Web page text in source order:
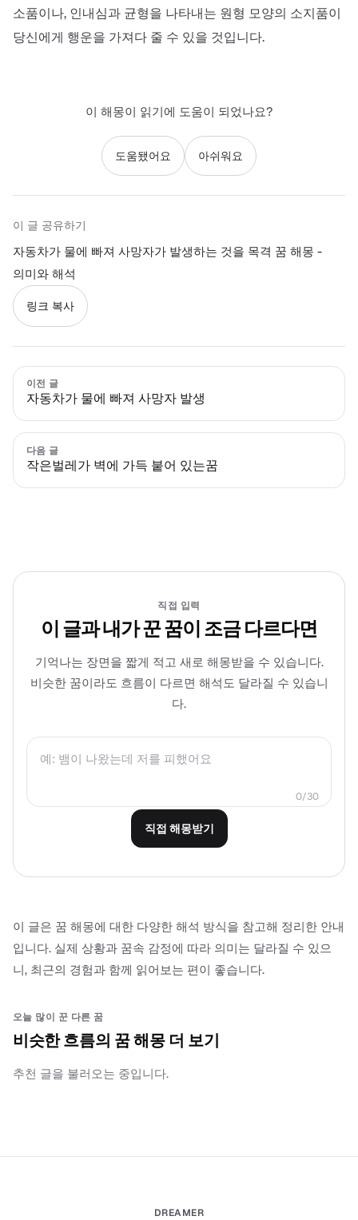
소품이나, 인내심과 균형을 나타내는 원형 모양의 소지품이
당신에게 행운을 가져다 줄 수 있을 것입니다.
이 해몽이 읽기에 도움이 되었나요?
도움됐어요 아쉬워요
이 글 공유하기
자동차가 물에 빠져 사망자가 발생하는 것을 목격 꿈 해몽 -
의미와 해석
링크 복사
이전 글
자동차가 물에 빠져 사망자 발생
다음 글
작은벌레가 벽에 가득 붙어 있는꿈
직접 입력
이 글과 내가 꾼 꿈이 조금 다르다면
기억나는 장면을 짧게 적고 새로 해몽받을 수 있습니다.
비슷한 꿈이라도 흐름이 다르면 해석도 달라질 수 있습니
다.
0/30
직접 해몽받기
이 글은 꿈 해몽에 대한 다양한 해석 방식을 참고해 정리한 안내
입니다. 실제 상황과 꿈속 감정에 따라 의미는 달라질 수 있으
니, 최근의 경험과 함께 읽어보는 편이 좋습니다.
오늘 많이 꾼 다른 꿈
비슷한 흐름의 꿈 해몽 더 보기
추천 글을 불러오는 중입니다.
DREAMER